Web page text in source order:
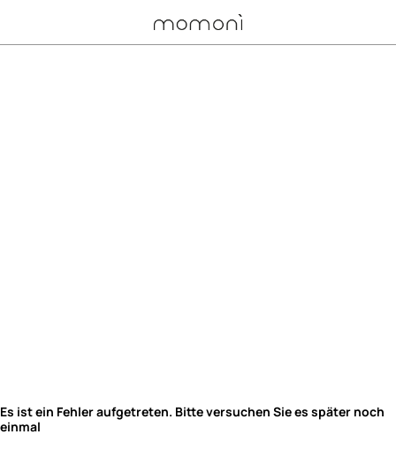
Es ist ein Fehler aufgetreten. Bitte versuchen Sie es später noch
einmal